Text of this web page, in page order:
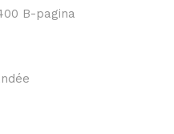
B-pagina